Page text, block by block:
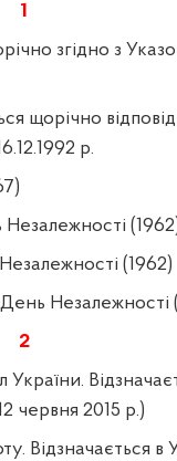
1
згідно з
щорічно
р.
(1962)
Незалежності
2
червня 2015 р.)
Відзначається в